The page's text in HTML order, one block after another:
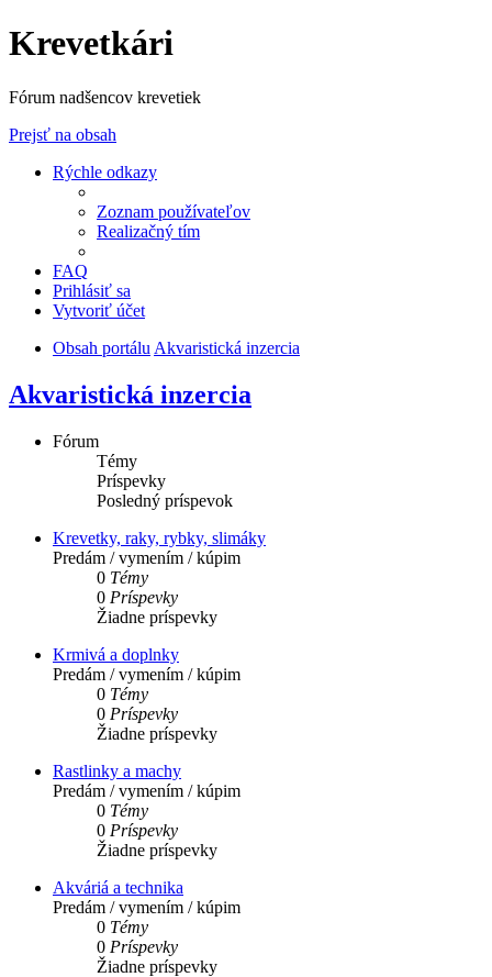
Krevetkári
Fórum nadšencov krevetiek
Prejsť na obsah
Rýchle odkazy
Zoznam používateľov
Realizačný tím
FAQ
Prihlásiť sa
Vytvoriť účet
Obsah portálu Akvaristická inzercia
Akvaristická inzercia
Fórum
Témy
Príspevky
Posledný príspevok
Krevetky, raky, rybky, slimáky
Predám / vymením / kúpim
0 Témy
0 Príspevky
Žiadne príspevky
Krmivá a doplnky
Predám / vymením / kúpim
0 Témy
0 Príspevky
Žiadne príspevky
Rastlinky a machy
Predám / vymením / kúpim
0 Témy
0 Príspevky
Žiadne príspevky
Akváriá a technika
Predám / vymením / kúpim
0 Témy
0 Príspevky
Žiadne príspevky